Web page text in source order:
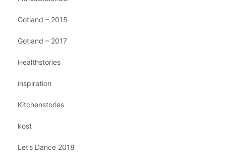
Gotland – 2015
Gotland – 2017
Healthstories
inspiration
Kitchenstories
kost
Let’s Dance 2018